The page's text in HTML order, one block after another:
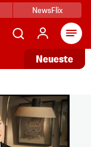
NewsFlix
Neueste